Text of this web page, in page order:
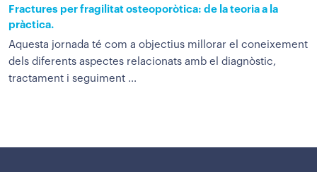
Fractures per fragilitat osteoporòtica: de la teoria a la
pràctica.
Aquesta jornada té com a objectius millorar el coneixement
dels diferents aspectes relacionats amb el diagnòstic,
tractament i seguiment ...